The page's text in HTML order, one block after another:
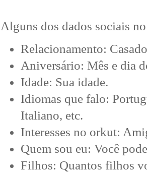
Alguns dos dados sociais
Relacionamento:
Aniversário: Mês e dia
Idade: Sua idade.
Idiomas que falo:
Italiano, etc.
Interesses no orkut:
Quem sou eu: Você
Filhos: Quantos filhos